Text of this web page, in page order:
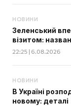
НОВИНИ
Зеленський
візитом:
22:25 | 6.08.2026
НОВИНИ
В Україні
новому: деталі